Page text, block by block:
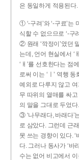
은 동일하게 적용된다.
① ‘-구려’와 ‘-구료’는
식할 수 없으므로 ‘-구
② 원래 ‘깍정이’였던
는데, 언어 현실에서 ‘
‘ㅐ’를 선호한다는 점
로써 이는 ‘ㅣ’ 역행
예외로 다루지 않고
무 따위의 열매를 싸고
의 말을 그대로 두었다.
③ ‘나무래다, 바래다’
로 삼았다. 그런데 근래
못 쓰는 경향이 있다.
다. 그러나 동사가 ‘바
수는 없어 비고에서 이